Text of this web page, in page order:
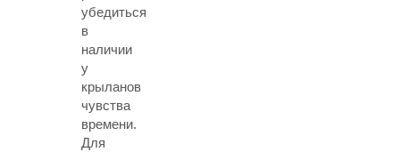
убедиться
в
наличии
у
крыланов
чувства
времени.
Для